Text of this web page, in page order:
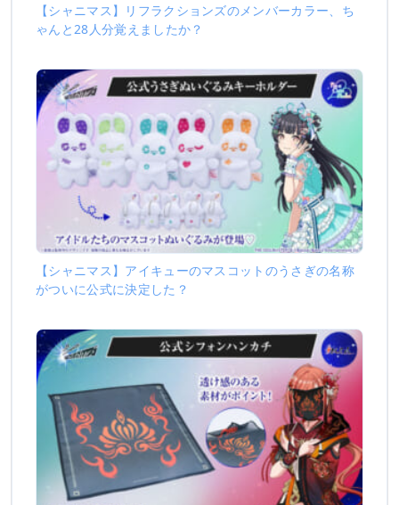
【シャニマス】リフラクションズのメンバーカラー、ち
ゃんと28人分覚えましたか？
【シャニマス】アイキューのマスコットのうさぎの名称
がついに公式に決定した？